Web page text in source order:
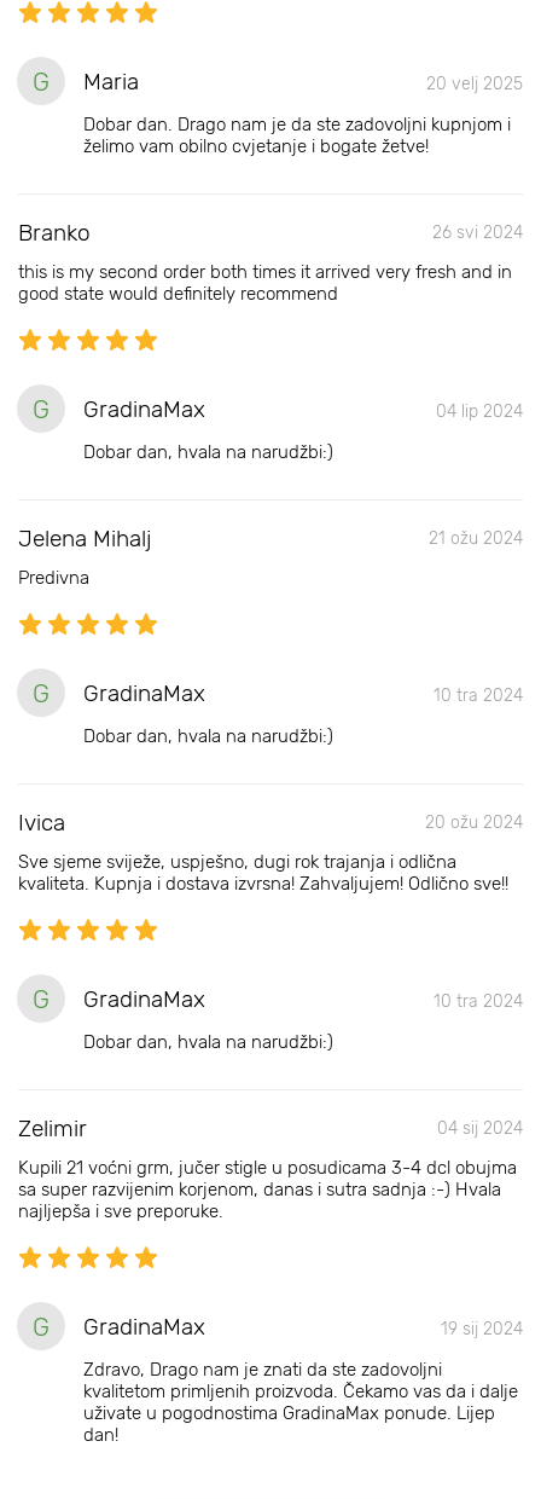
G Maria 20 velj 2025
Dobar dan. Drago nam je da ste zadovoljni kupnjom i
želimo vam obilno cvjetanje i bogate žetve!
Branko 26 svi 2024
this is my second order both times it arrived very fresh and in
good state would definitely recommend
G GradinaMax 04 lip 2024
Dobar dan, hvala na narudžbi:)
Jelena Mihalj 21 ožu 2024
Predivna
G GradinaMax 10 tra 2024
Dobar dan, hvala na narudžbi:)
Ivica 20 ožu 2024
Sve sjeme sviježe, uspješno, dugi rok trajanja i odlična
kvaliteta. Kupnja i dostava izvrsna! Zahvaljujem! Odlično sve!!
G GradinaMax 10 tra 2024
Dobar dan, hvala na narudžbi:)
Zelimir 04 sij 2024
Kupili 21 voćni grm, jučer stigle u posudicama 3-4 dcl obujma
sa super razvijenim korjenom, danas i sutra sadnja :-) Hvala
najljepša i sve preporuke.
G GradinaMax 19 sij 2024
Zdravo, Drago nam je znati da ste zadovoljni
kvalitetom primljenih proizvoda. Čekamo vas da i dalje
uživate u pogodnostima GradinaMax ponude. Lijep
dan!